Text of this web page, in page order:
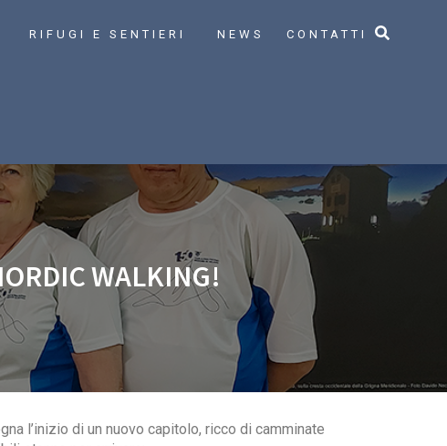
RIFUGI E SENTIERI NEWS CONTATTI
WALKING!
l’inizio di un nuovo capitolo, ricco di camminate